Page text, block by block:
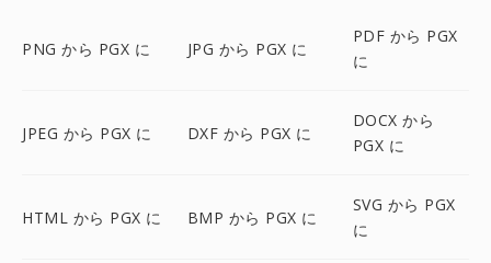
PNG から PGX に JPG から PGX に
PDF から PGX
に
JPEG から PGX に DXF から PGX に
DOCX から
PGX に
HTML から PGX に BMP から PGX に
SVG から PGX
に